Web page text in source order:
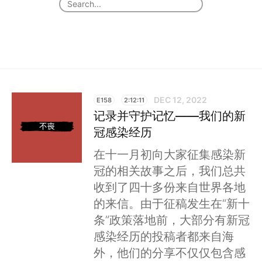
E158 2:12:11 DEC 12, 2022
记录并守护记忆——我们的新
冠感染经历
在十一月初向大家征集感染新
冠的相关故事之后，我们总共
收到了四十多份来自世界各地
的来信。由于征稿发生在“新十
条”政策落地前，大部分有新冠
感染经历的投稿者都来自海
外，他们的分享不仅仅包含感